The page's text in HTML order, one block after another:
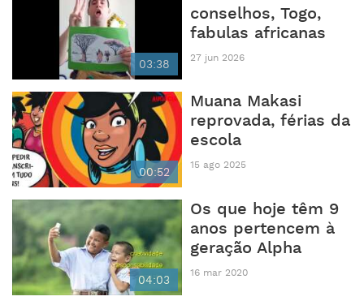
03:38
conselhos, Togo,
fabulas africanas
27 jun 2026
00:52
Muana Makasi
reprovada, férias da
escola
15 ago 2025
04:03
Os que hoje têm 9
anos pertencem à
geração Alpha
16 mar 2020